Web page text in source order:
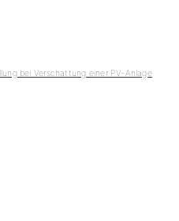
bei Verschattung einer PV-Anlage